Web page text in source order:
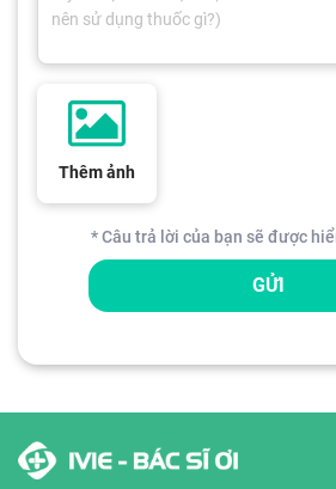
Thêm ảnh
* Câu trả lời của bạn sẽ được
GỬI